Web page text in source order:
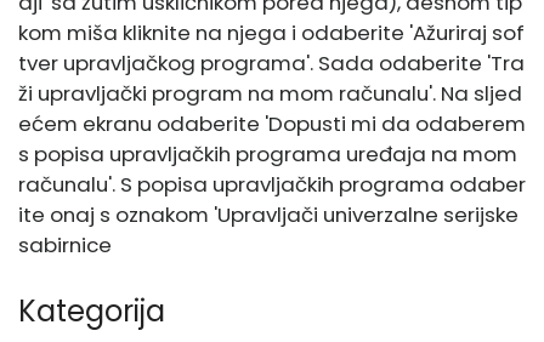
kom miša kliknite na njega i odaberite 'Ažuriraj sof
tver upravljačkog programa'. Sada odaberite 'Tra
ži upravljački program na mom računalu'. Na sljed
ećem ekranu odaberite 'Dopusti mi da odaberem
s popisa upravljačkih programa uređaja na mom
računalu'. S popisa upravljačkih programa odaber
ite onaj s oznakom 'Upravljači univerzalne serijske
sabirnice
Kategorija